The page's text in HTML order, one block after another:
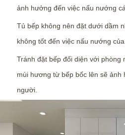
ảnh hưởng đến việc nấu nướng
Tủ bếp không nên đặt dưới dầm
không tốt đến việc nấu nướng
Tránh đặt bếp đối diện với phòng
mùi hương từ bếp bốc lên sẽ ảnh
người.